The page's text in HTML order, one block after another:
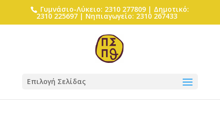
Γυμνάσιο-Λύκειο: 2310 277809 | Δημοτικό:
2310 225697 | Νηπιαγωγείο: 2310 267433
Επιλογή Σελίδας